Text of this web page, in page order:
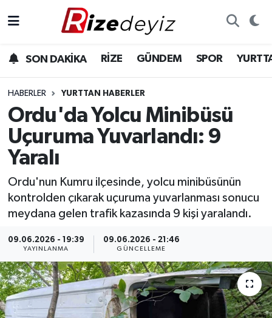
SON DAKİKA RİZE GÜNDEM SPOR
HABERLER YURTTAN HABERLER
Ordu'da Yolcu Minibüsü
Uçuruma Yuvarlandı: 9
Yaralı
Ordu'nun Kumru ilçesinde, yolcu minibüsünün
kontrolden çıkarak uçuruma yuvarlanması sonucu
meydana gelen trafik kazasında 9 kişi yaralandı.
09.06.2026 - 19:39
YAYINLANMA
09.06.2026 - 21:46
GÜNCELLEME
Gündem
Yurttan Haberler
Ekonomi
Sağlık
Rize Hava Durumu
Rize Trafik Yoğunluk Haritası
Süper Lig Puan Durumu ve Fikstür
Son Dakika Haberleri